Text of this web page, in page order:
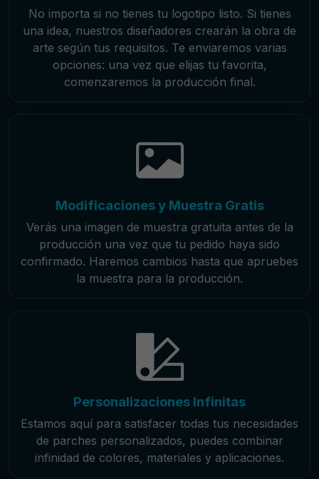
No importa si no tienes tu logotipo listo. Si tienes
una idea, nuestros diseñadores crearán la obra de
arte según tus requisitos. Te enviaremos varias
opciones: una vez que elijas tu favorita,
comenzaremos la producción final.
Modificaciones y Muestra Gratis
Verás una imagen de muestra gratuita antes de la
producción una vez que tu pedido haya sido
confirmado. Haremos cambios hasta que apruebes
la muestra para la producción.
Personalizaciones Infinitas
Estamos aquí para satisfacer todas tus necesidades
de parches personalizados, puedes combinar
infinidad de colores, materiales y aplicaciones.